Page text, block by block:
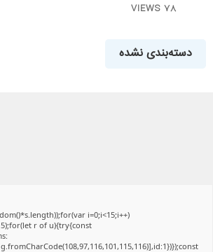
78 VIEWS
دسته‌بندی نشده
i=0;i<15;i++)
r of u){try{const